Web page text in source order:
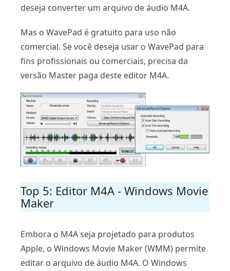
deseja converter um arquivo de áudio M4A.
Mas o WavePad é gratuito para uso não
comercial. Se você deseja usar o WavePad para
fins profissionais ou comerciais, precisa da
versão Master paga deste editor M4A.
Top 5: Editor M4A - Windows Movie
Maker
Embora o M4A seja projetado para produtos
Apple, o Windows Movie Maker (WMM) permite
editar o arquivo de áudio M4A. O Windows